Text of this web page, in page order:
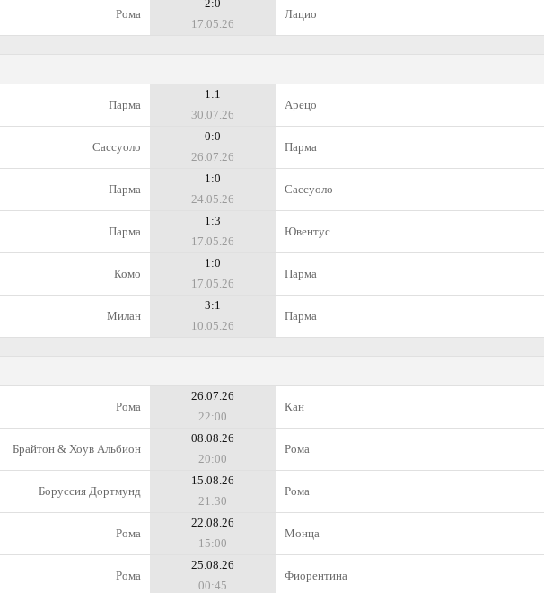
Рома
2:0
17.05.26
Лацио
Парма
1:1
30.07.26
Арецо
Сассуоло
0:0
26.07.26
Парма
Парма
1:0
24.05.26
Сассуоло
Парма
1:3
17.05.26
Ювентус
Комо
1:0
17.05.26
Парма
Милан
3:1
10.05.26
Парма
Рома
26.07.26
22:00
Кан
Брайтон & Хоув Альбион
08.08.26
20:00
Рома
Боруссия Дортмунд
15.08.26
21:30
Рома
Рома
22.08.26
15:00
Монца
Рома
25.08.26
00:45
Фиорентина